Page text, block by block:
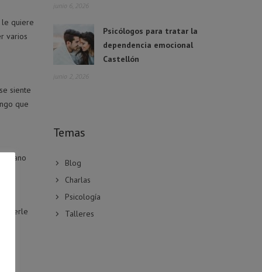
le quiere
varios
siente
que
junio 6, 2026
Psicólogos para tratar la
dependencia emocional
Castellón
junio 2, 2026
Temas
Blog
Charlas
Psicología
Talleres